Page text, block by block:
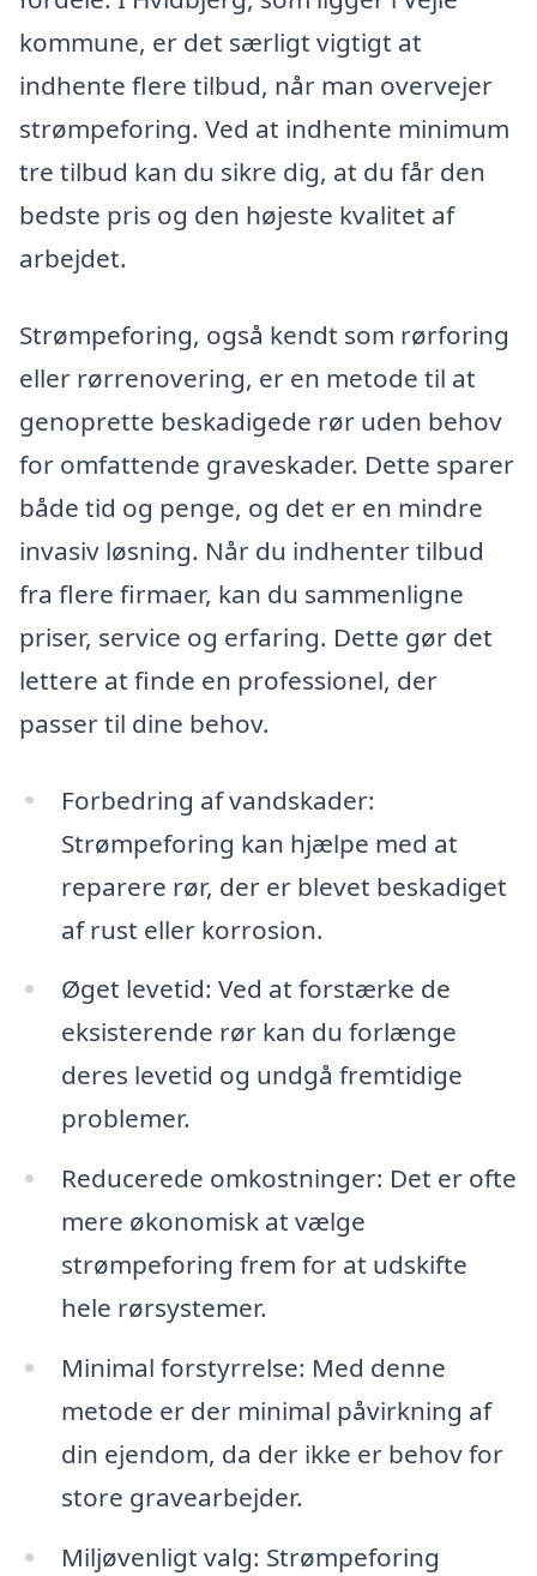
kommune, er det særligt vigtigt at
indhente flere tilbud, når man overvejer
strømpeforing. Ved at indhente minimum
tre tilbud kan du sikre dig, at du får den
bedste pris og den højeste kvalitet af
arbejdet.
Strømpeforing, også kendt som rørforing
eller rørrenovering, er en metode til at
genoprette beskadigede rør uden behov
for omfattende graveskader. Dette sparer
både tid og penge, og det er en mindre
invasiv løsning. Når du indhenter tilbud
fra flere firmaer, kan du sammenligne
priser, service og erfaring. Dette gør det
lettere at finde en professionel, der
passer til dine behov.
Forbedring af vandskader:
Strømpeforing kan hjælpe med at
reparere rør, der er blevet beskadiget
af rust eller korrosion.
Øget levetid: Ved at forstærke de
eksisterende rør kan du forlænge
deres levetid og undgå fremtidige
problemer.
Reducerede omkostninger: Det er ofte
mere økonomisk at vælge
strømpeforing frem for at udskifte
hele rørsystemer.
Minimal forstyrrelse: Med denne
metode er der minimal påvirkning af
din ejendom, da der ikke er behov for
store gravearbejder.
Miljøvenligt valg: Strømpeforing